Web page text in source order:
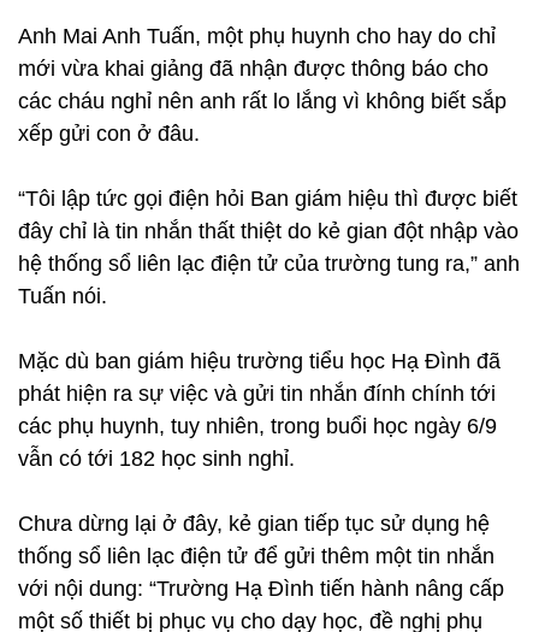
Anh Mai Anh Tuấn, một phụ huynh cho hay do chỉ
mới vừa khai giảng đã nhận được thông báo cho
các cháu nghỉ nên anh rất lo lắng vì không biết sắp
xếp gửi con ở đâu.
“Tôi lập tức gọi điện hỏi Ban giám hiệu thì được biết
đây chỉ là tin nhắn thất thiệt do kẻ gian đột nhập vào
hệ thống sổ liên lạc điện tử của trường tung ra,” anh
Tuấn nói.
Mặc dù ban giám hiệu trường tiểu học Hạ Đình đã
phát hiện ra sự việc và gửi tin nhắn đính chính tới
các phụ huynh, tuy nhiên, trong buổi học ngày 6/9
vẫn có tới 182 học sinh nghỉ.
Chưa dừng lại ở đây, kẻ gian tiếp tục sử dụng hệ
thống sổ liên lạc điện tử để gửi thêm một tin nhắn
với nội dung: “Trường Hạ Đình tiến hành nâng cấp
một số thiết bị phục vụ cho dạy học, đề nghị phụ